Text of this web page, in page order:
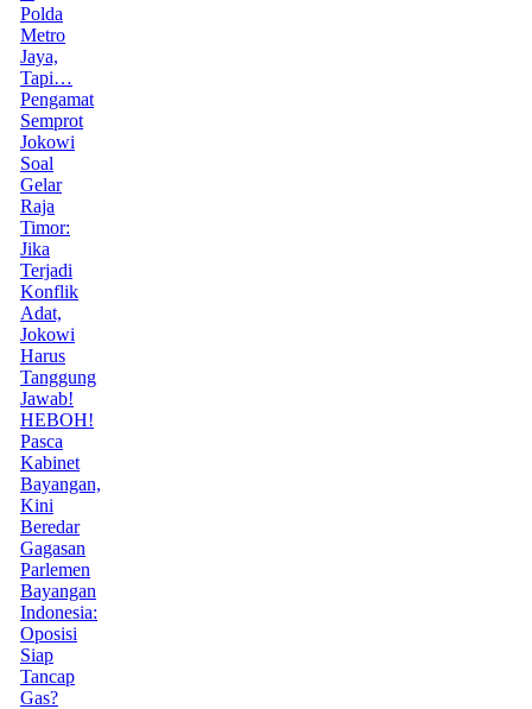
Polda
Metro
Jaya,
Tapi…
Pengamat
Semprot
Jokowi
Soal
Gelar
Raja
Timor:
Jika
Terjadi
Konflik
Adat,
Jokowi
Harus
Tanggung
Jawab!
HEBOH!
Pasca
Kabinet
Bayangan,
Kini
Beredar
Gagasan
Parlemen
Bayangan
Indonesia:
Oposisi
Siap
Tancap
Gas?